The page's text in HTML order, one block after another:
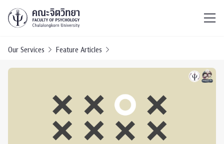
Our Services Feature Articles